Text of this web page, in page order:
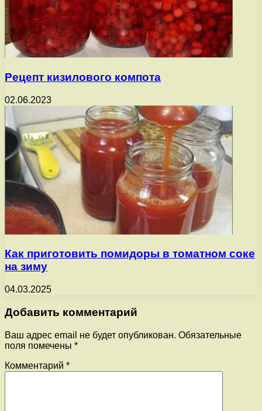
Рецепт кизилового компота
02.06.2023
Как приготовить помидоры в томатном соке
на зиму
04.03.2025
Добавить комментарий
Ваш адрес email не будет опубликован. Обязательные
поля помечены *
Комментарий *